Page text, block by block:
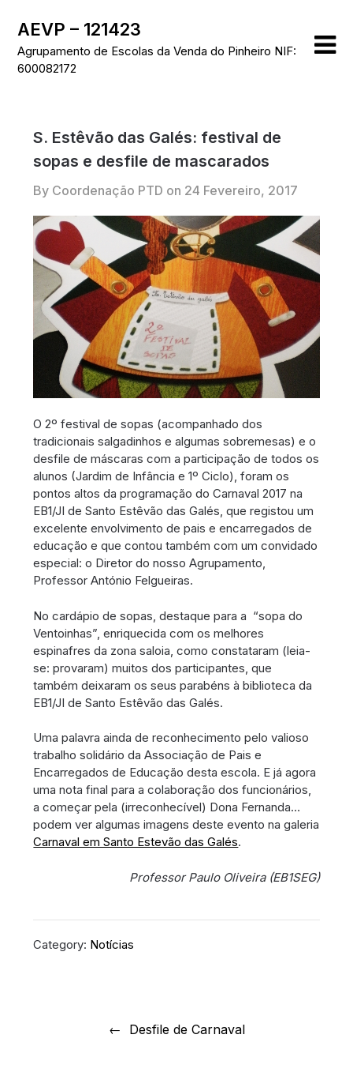
content
AEVP – 121423
Agrupamento de Escolas da Venda do Pinheiro NIF:
600082172
S. Estêvão das Galés: festival de
sopas e desfile de mascarados
By Coordenação PTD on 24 Fevereiro, 2017
O 2º festival de sopas (acompanhado dos
tradicionais salgadinhos e algumas sobremesas) e o
desfile de máscaras com a participação de todos os
alunos (Jardim de Infância e 1º Ciclo), foram os
pontos altos da programação do Carnaval 2017 na
EB1/JI de Santo Estêvão das Galés, que registou um
excelente envolvimento de pais e encarregados de
educação e que contou também com um convidado
especial: o Diretor do nosso Agrupamento,
Professor António Felgueiras.
No cardápio de sopas, destaque para a “sopa do
Ventoinhas”, enriquecida com os melhores
espinafres da zona saloia, como constataram (leia-
se: provaram) muitos dos participantes, que
também deixaram os seus parabéns à biblioteca da
EB1/JI de Santo Estêvão das Galés.
Uma palavra ainda de reconhecimento pelo valioso
trabalho solidário da Associação de Pais e
Encarregados de Educação desta escola. E já agora
uma nota final para a colaboração dos funcionários,
a começar pela (irreconhecível) Dona Fernanda…
podem ver algumas imagens deste evento na galeria
Carnaval em Santo Estevão das Galés.
Professor Paulo Oliveira (EB1SEG)
Category: Notícias
Desfile de Carnaval